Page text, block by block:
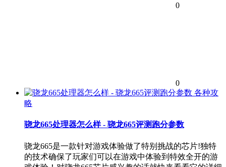
0
0
各种攻
略
骁龙665处理器怎么样 - 骁龙665评测跑分参数
骁龙665是一款针对游戏体验做了特别挑战的芯片!独特
的技术确保了玩家们可以在游戏中体验到特效全开的游